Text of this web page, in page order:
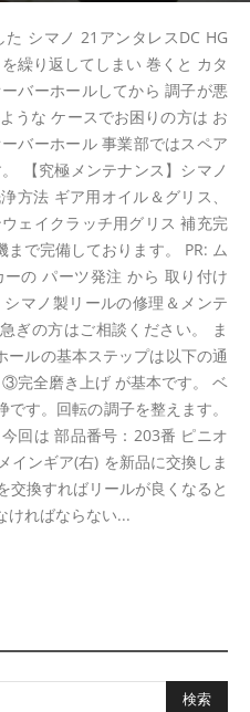
シマノ 21アンタレスDC HG
繰り返してしまい 巻くと カタ
バーホールしてから 調子が悪
うな ケースでお困りの方は お
バーホール 事業部ではスペア
【究極メンテナンス】シマノ
方法 ギア用オイル＆グリス、
ェイクラッチ用グリス 補充完
で完備しております。 PR: ム
の パーツ発注 から 取り付け
マノ製リールの修理＆メンテ
ぎの方はご相談ください。 ま
ルの基本ステップは以下の通
完全磨き上げ が基本です。 ベ
す。回転の調子を整えます。
回は 部品番号：203番 ピニオ
インギア(右) を新品に交換しま
交換すればリールが良くなると
ければならない...